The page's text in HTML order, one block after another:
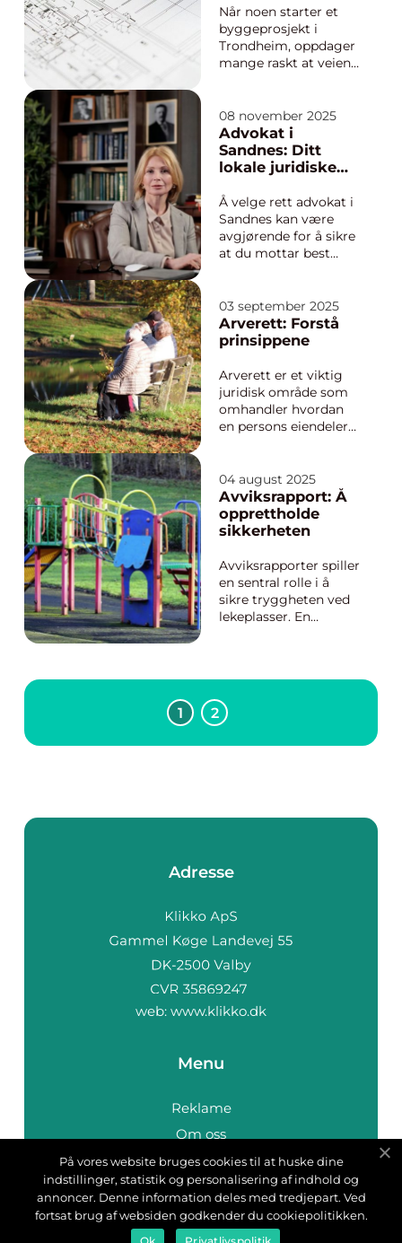
følelser, tradisjon og
personlig sti...
byggeprosjektet
Når noen starter et
byggeprosjekt i
Trondheim, oppdager
mange raskt at veien
komplisert enn
forventet.
Reguleringsplaner,
byggesøknader,
kostnader spiller alle
inn, og va...
08 november 2025
Advokat i
Sandnes: Ditt
lokale juridiske
Å velge rett advokat i
Sandnes kan være
avgjørende for å sikre
at du mottar best
bistand. Advokatfirma
Sekse & Co. er en av
de mest erfarne og
regionen...
03 september 2025
Arverett: Forstå
prinsippene
Arverett er et viktig
juridisk område som
omhandler hvordan
en persons eiendeler
Denne rettsgrenen
ikke bare ivaretar
avdødes ønsker, men
også sikrer arvingers
...
04 august 2025
Avviksrapport: Å
opprettholde
sikkerheten
Avviksrapporter spiller
en sentral rolle i å
sikre tryggheten ved
lekeplasser. En
identifisere og
evaluere eventuelle
feil eller mangler ved
1 2
Adresse
web: www.klikko.dk
Menu
Reklame
Om oss
Cookies
Kontakt Oss
Sitemap
På vores website bruges cookies til at huske dine
indstillinger, statistik og personalisering af indhold og
annoncer. Denne information deles med tredjepart. Ved
fortsat brug af websiden godkender du cookiepolitikken.